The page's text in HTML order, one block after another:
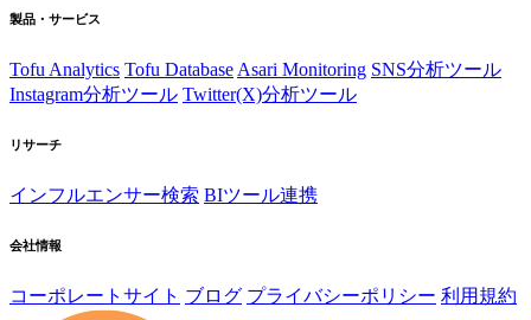
製品・サービス
Tofu Analytics Tofu Database Asari Monitoring SNS分析ツール
Instagram分析ツール Twitter(X)分析ツール
リサーチ
インフルエンサー検索 BIツール連携
会社情報
コーポレートサイト ブログ プライバシーポリシー 利用規約